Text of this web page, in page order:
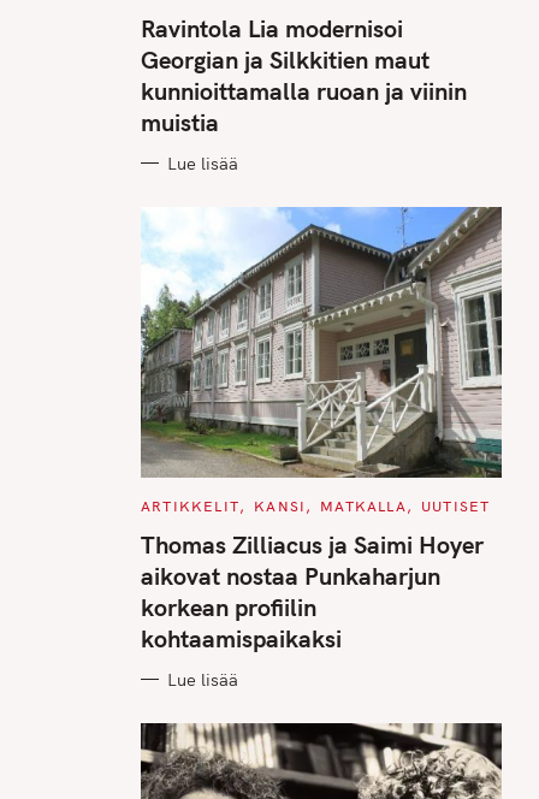
T
E
G
O
R
I
S
Ravintola Lia modernisoi
Georgian ja Silkkitien maut
kunnioittamalla ruoan ja viinin
muistia
Lue lisää
C
T
E
O
R
I
E
S
ARTIKKELIT KANSI MATKALLA UUTISET
Thomas Zilliacus ja Saimi Hoyer
aikovat nostaa Punkaharjun
korkean profiilin
kohtaamispaikaksi
Lue lisää